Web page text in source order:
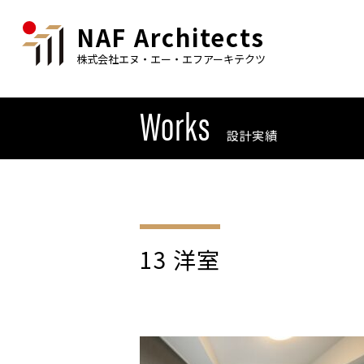
NAF Architects
株式会社エヌ・エー・エフアーキテクツ
Works 設計実績
13 洋室